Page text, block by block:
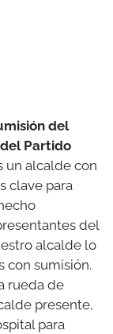
del
Partido
un alcalde con
clave para
del
alcalde lo
con sumisión.
rueda de
presente,
para